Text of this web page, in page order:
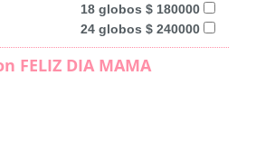
18 globos $ 180000
24 globos $ 240000
FELIZ DIA MAMA